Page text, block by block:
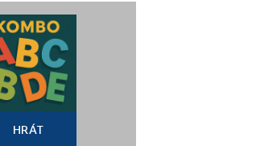
HRÁT